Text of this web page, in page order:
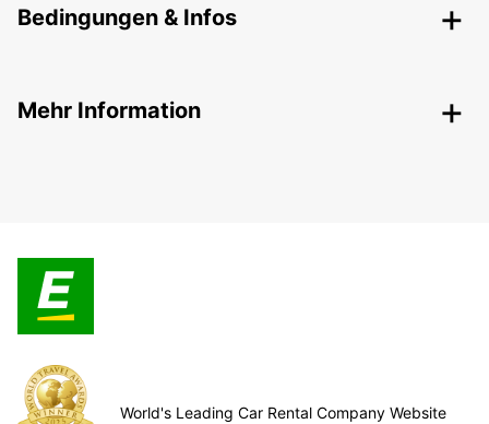
Bedingungen & Infos
Mehr Information
World's Leading Car Rental Company Website